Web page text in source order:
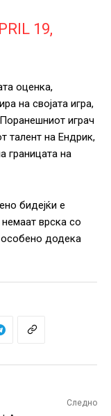
19,
оценка,
на својата игра,
играч
талент на Ендрик,
границата на
бидејќи е
врска со
додека
Следно